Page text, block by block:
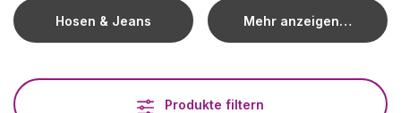
Hosen & Jeans Mehr anzeigen…
Produkte filtern